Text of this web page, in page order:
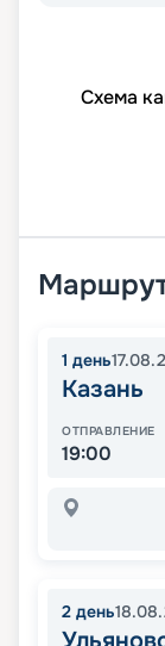
Схема
1 день
Казань
ОТПРАВЛЕНИЕ
19:00
2 день